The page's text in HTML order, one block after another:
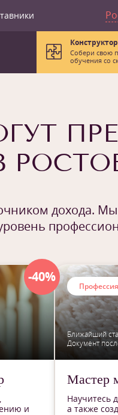
Собери свою
обучения со
дохода. Мы
-40%
и
Профессия
Ближайший
Документ
Мастер
Научитесь
а также